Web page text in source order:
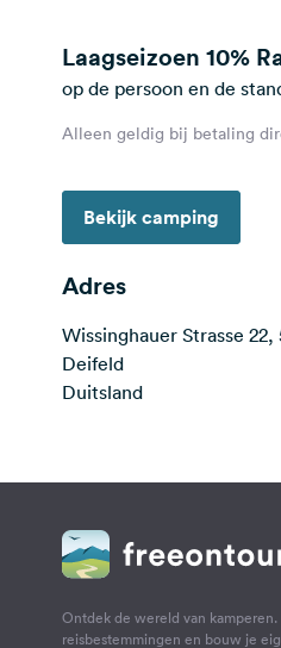
Laagseizoen 10%
op de persoon en de
Alleen geldig bij betaling
Bekijk camping
Adres
Wissinghauer Strasse 22,
Deifeld
Duitsland
Ontdek de wereld van
reisbestemmingen en bouw je